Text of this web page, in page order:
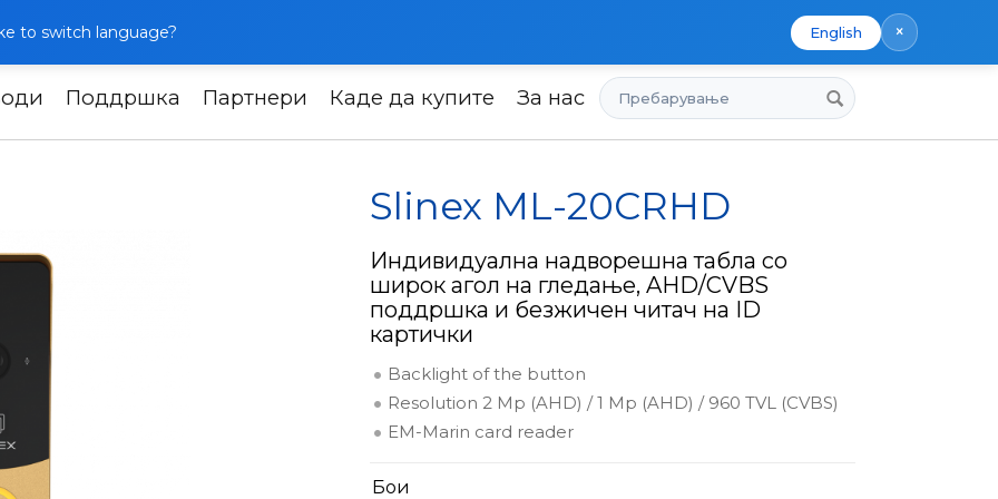
to switch language? English ×
Поддршка Партнери Каде да купите За нас Пребарување
панели Slinex ML-20CRHD
Slinex ML-20CRHD
Индивидуална надворешна табла со
широк агол на гледање, AHD/CVBS
поддршка и безжичен читач на ID
картички
Backlight of the button
Resolution 2 Mp (AHD) / 1 Mp (AHD) / 960 TVL (CVBS)
EM-Marin card reader
Бои